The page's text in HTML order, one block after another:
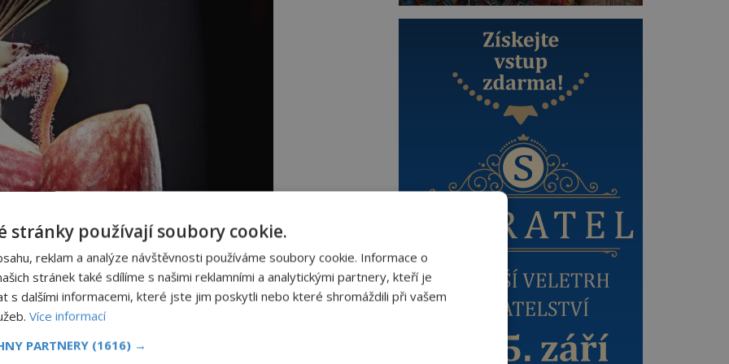
ceněnou květinou. Kvete jen v malajském
Borneo. Foto: Naoki Takebayashi from
/Creative Commons/CC BY-SA 2.0
stránky používají soubory cookie.
reklam a analýze návštěvnosti používáme soubory cookie. Informace o
stránek také sdílíme s našimi reklamními a analytickými partnery, kteří je
s dalšími informacemi, které jste jim poskytli nebo které shromáždili při vašem
Více informací
PARTNERY (1616) →